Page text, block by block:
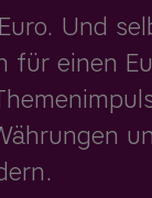
Und
für einen